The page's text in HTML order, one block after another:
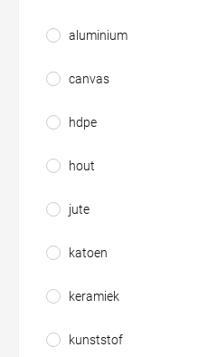
aluminium
canvas
hdpe
hout
jute
katoen
keramiek
kunststof